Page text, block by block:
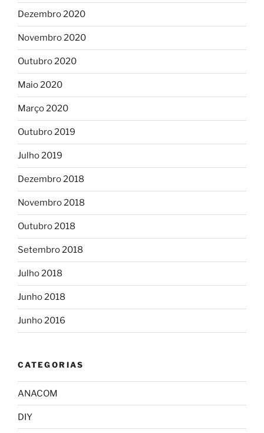
Dezembro 2020
Novembro 2020
Outubro 2020
Maio 2020
Março 2020
Outubro 2019
Julho 2019
Dezembro 2018
Novembro 2018
Outubro 2018
Setembro 2018
Julho 2018
Junho 2018
Junho 2016
CATEGORIAS
ANACOM
DIY